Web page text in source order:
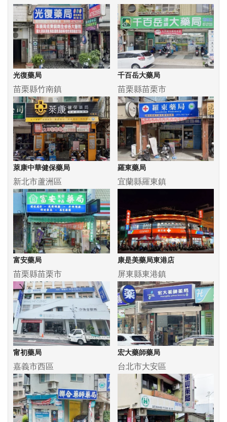
光復藥局
苗栗縣竹南鎮
千百岳大藥局
苗栗縣苗栗市
萊康中華健保藥局
新北市蘆洲區
羅東藥局
宜蘭縣羅東鎮
富安藥局
苗栗縣苗栗市
康是美藥局東港店
屏東縣東港鎮
甯初藥局
嘉義市西區
宏大藥師藥局
台北市大安區